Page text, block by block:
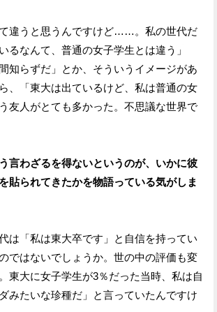
違うと思うんですけど……。私の世代だ
るなんて、普通の女子学生とは違う」
知らずだ」とか、そういうイメージがあ
、「東大は出ているけど、私は普通の女
友人がとても多かった。不思議な世界で
わざるを得ないというのが、いかに彼
貼られてきたかを物語っている気がしま
は「私は東大卒です」と自信を持ってい
ではないでしょうか。世の中の評価も変
東大に女子学生が3％だった当時、私は自
みたいな珍種だ」と言っていたんですけ